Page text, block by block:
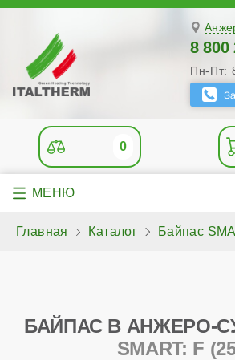
8 800
Пн-Пт:
0
Главная Каталог Байпас
БАЙПАС В АНЖЕРО-
SMART: F